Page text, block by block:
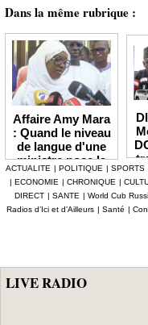
Dans la même rubrique :
Affaire Amy Mara
: Quand le niveau
de langue d'une
ministre pose la
question de la
compétence et de
la crédibilité de
l'État
ACTUALITE | POLITIQUE | SPORTS
| ECONOMIE | CHRONIQUE |
DIRECT | SANTE | World Cub
Radios d’Ici et d’Ailleurs | Santé |
LIVE RADIO